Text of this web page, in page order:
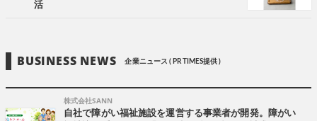
活
BUSINESS NEWS 企業ニュース ( PR TIMES提供 )
株式会社SANN
自社で障がい福祉施設を運営する事業者が開発。障がい